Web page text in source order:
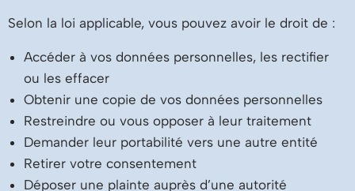
Selon la loi applicable, vous pouvez avoir le droit de :
Accéder à vos données personnelles, les rectifier
ou les effacer
Obtenir une copie de vos données personnelles
Restreindre ou vous opposer à leur traitement
Demander leur portabilité vers une autre entité
Retirer votre consentement
Déposer une plainte auprès d’une autorité